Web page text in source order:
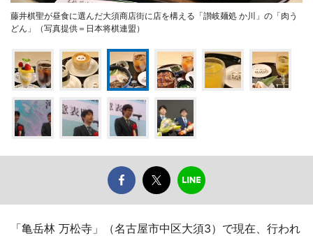
藤井棋聖が昼食に選んだ大須商店街に店を構える「讃岐麺処 か川」の「肉う
どん」（写真提供＝日本将棋連盟）
「亀岳林 万松寺」（名古屋市中区大須3）で現在、行われ